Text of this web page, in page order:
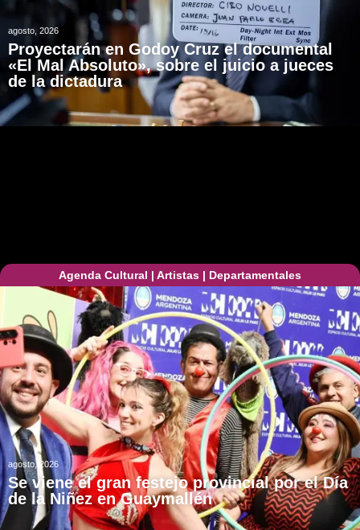
agosto, 2026
Proyectarán en Godoy Cruz el documental
«El Mal Absoluto», sobre el juicio a jueces
de la dictadura
Agenda Cultural | Artistas | Departamentales
agosto, 2026
Se viene el gran festejo provincial por el Día
de la Niñez en Guaymallén